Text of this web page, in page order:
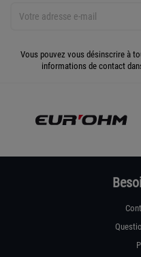
Vous pouvez vous désinscrire à
informations de contact